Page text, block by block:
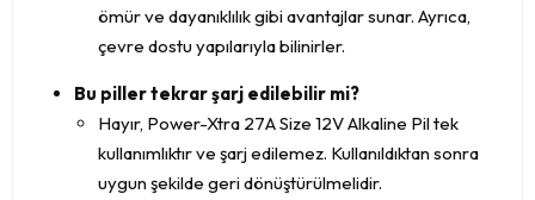
ömür ve dayanıklılık gibi avantajlar sunar. Ayrıca,
çevre dostu yapılarıyla bilinirler.
Bu piller tekrar şarj edilebilir mi?
Hayır, Power-Xtra 27A Size 12V Alkaline Pil tek
kullanımlıktır ve şarj edilemez. Kullanıldıktan sonra
uygun şekilde geri dönüştürülmelidir.